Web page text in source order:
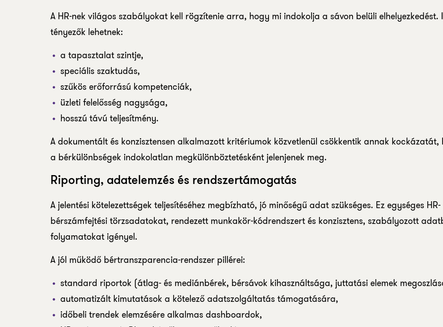
A HR-nek világos szabályokat kell rögzítenie arra, hogy mi indokolja a sávon belüli elhelyezkedést.
tényezők lehetnek:
a tapasztalat szintje,
speciális szaktudás,
szűkös erőforrású kompetenciák,
üzleti felelősség nagysága,
hosszú távú teljesítmény.
A dokumentált és konzisztensen alkalmazott kritériumok közvetlenül csökkentik annak kockázatát,
a bérkülönbségek indokolatlan megkülönböztetésként jelenjenek meg.
Riporting, adatelemzés és rendszertámogatás
A jelentési kötelezettségek teljesítéséhez megbízható, jó minőségű adat szükséges. Ez egységes HR-
bérszámfejtési törzsadatokat, rendezett munkakör-kódrendszert és konzisztens, szabályozott
folyamatokat igényel.
A jól működő bértranszparencia-rendszer pillérei:
standard riportok (átlag- és mediánbérek, bérsávok kihasználtsága, juttatási elemek
automatizált kimutatások a kötelező adatszolgáltatás támogatására,
időbeli trendek elemzésére alkalmas dashboardok,